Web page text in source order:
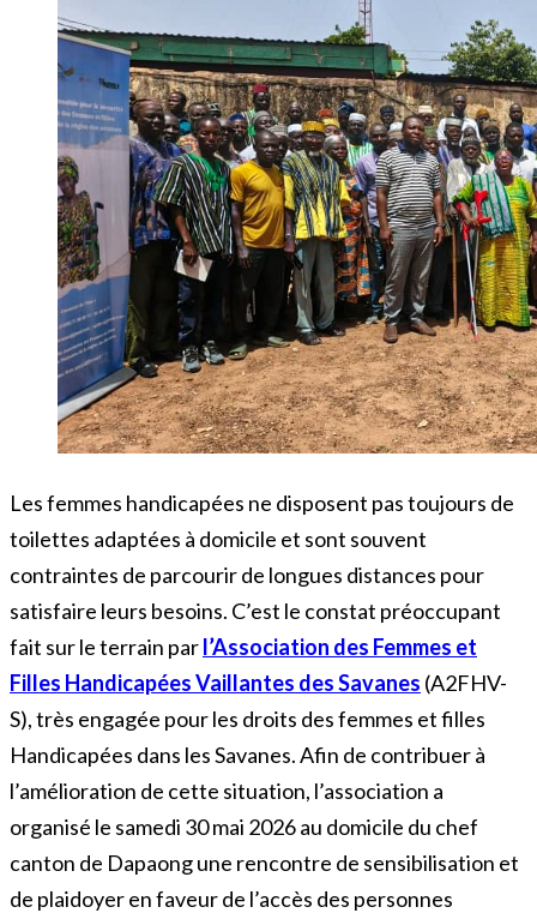
Les femmes handicapées ne disposent pas toujours de
toilettes adaptées à domicile et sont souvent
contraintes de parcourir de longues distances pour
satisfaire leurs besoins. C’est le constat préoccupant
fait sur le terrain parl’Association des Femmes et
Filles Handicapées Vaillantes des Savanes (A2FHV-
S), très engagée pour les droits des femmes et filles
Handicapées dans les Savanes. Afin de contribuer à
l’amélioration de cette situation, l’association a
organisé le samedi 30 mai 2026 au domicile du chef
canton de Dapaong une rencontre de sensibilisation et
de plaidoyer en faveur de l’accès des personnes